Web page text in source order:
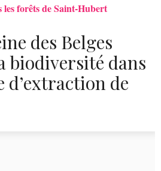
les forêts de Saint-Hubert
des Belges
biodiversité dans
d’extraction de